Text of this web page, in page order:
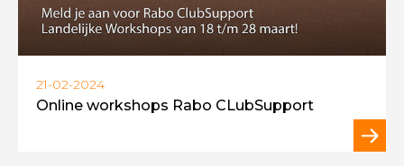
21-02-2024
Online workshops Rabo CLubSupport